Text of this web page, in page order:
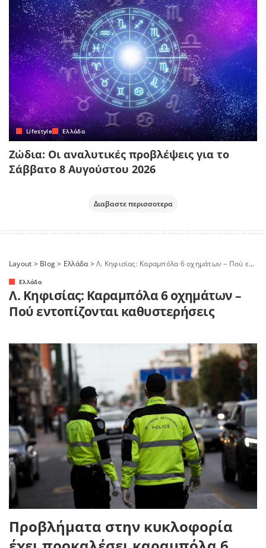
Lifestyle Ελλάδα
Ζώδια: Οι αναλυτικές προβλέψεις για το
Σάββατο 8 Αυγούστου 2026
Διαβαστε περισσοτερα
Layout > Blog> Ελλάδα>Λ. Κηφισίας: Καραμπόλα 6 οχημάτων – Πού εντοπίζονται καθυστερήσεις
Ελλάδα
Λ. Κηφισίας: Καραμπόλα 6 οχημάτων –
Πού εντοπίζονται καθυστερήσεις
Προβλήματα στην κυκλοφορία